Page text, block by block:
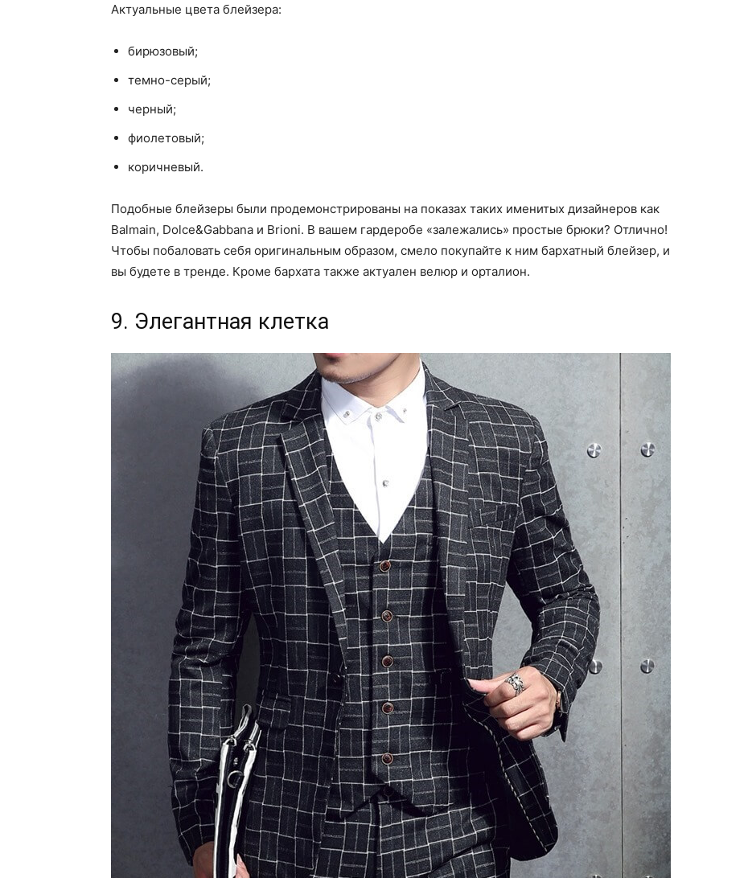
Актуальные цвета блейзера:
бирюзовый;
темно-серый;
черный;
фиолетовый;
коричневый.
Подобные блейзеры были продемонстрированы на показах таких именитых дизайнеров как
Balmain, Dolce&Gabbana и Brioni. В вашем гардеробе «залежались» простые брюки? Отлично!
Чтобы побаловать себя оригинальным образом, смело покупайте к ним бархатный блейзер, и
вы будете в тренде. Кроме бархата также актуален велюр и орталион.
9. Элегантная клетка